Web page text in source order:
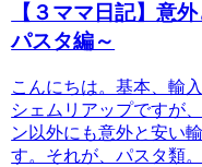
【３ママ日記】意
パスタ編～
こんにちは。基本、輸
シェムリアップですが
ン以外にも意外と安い
す。それが、パスタ類